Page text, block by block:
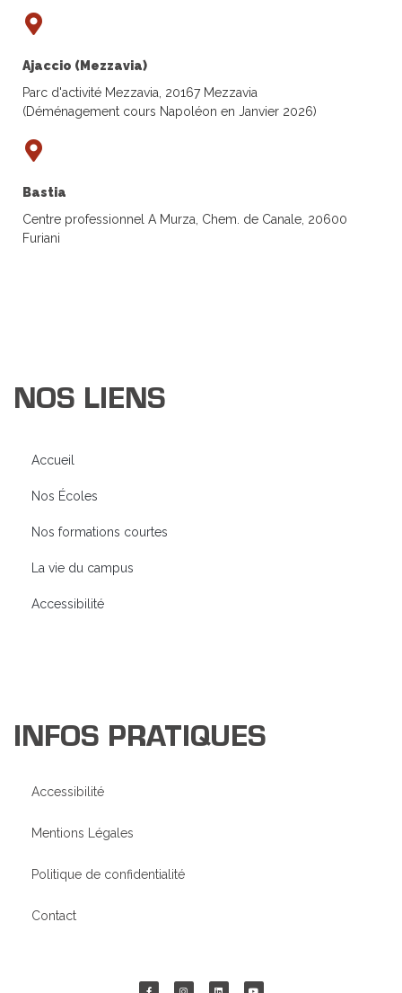
Ajaccio (Mezzavia)
Parc d'activité Mezzavia, 20167 Mezzavia
(Déménagement cours Napoléon en Janvier 2026)
Bastia
Centre professionnel A Murza, Chem. de Canale, 20600
Furiani
NOS LIENS
Accueil
Nos Écoles
Nos formations courtes
La vie du campus
Accessibilité
INFOS PRATIQUES
Accessibilité
Mentions Légales
Politique de confidentialité
Contact